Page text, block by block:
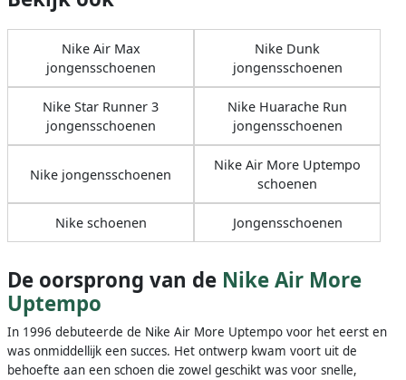
Nike Air Max
jongensschoenen
Nike Dunk
jongensschoenen
Nike Star Runner 3
jongensschoenen
Nike Huarache Run
jongensschoenen
Nike jongensschoenen
Nike Air More Uptempo
schoenen
Nike schoenen Jongensschoenen
De oorsprong van de Nike Air More
Uptempo
In 1996 debuteerde de Nike Air More Uptempo voor het eerst en
was onmiddellijk een succes. Het ontwerp kwam voort uit de
behoefte aan een schoen die zowel geschikt was voor snelle,